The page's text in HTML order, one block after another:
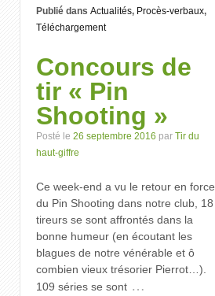
Publié dans Actualités, Procès-verbaux,
Téléchargement
Concours de
tir « Pin
Shooting »
Posté le 26 septembre 2016 par Tir du
haut-giffre
Ce week-end a vu le retour en force
du Pin Shooting dans notre club, 18
tireurs se sont affrontés dans la
bonne humeur (en écoutant les
blagues de notre vénérable et ô
combien vieux trésorier Pierrot…).
109 séries se sont …